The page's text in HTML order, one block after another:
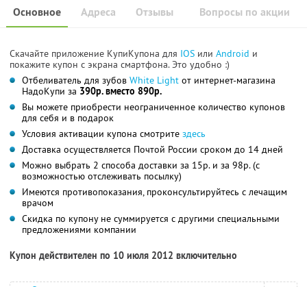
Основное Отзывы Вопросы по акции
Адреса
Скачайте приложение КупиКупона для IOS или Android и
покажите купон с экрана смартфона. Это удобно :)
Отбеливатель для зубов White Light от интернет-магазина
НадоКупи за 390р. вместо 890р.
Вы можете приобрести неограниченное количество купонов
для себя и в подарок
Условия активации купона смотрите здесь
Доставка осуществляется Почтой России сроком до 14 дней
Можно выбрать 2 способа доставки за 15р. и за 98р. (с
возможностью отслеживать посылку)
Имеются противопоказания, проконсультируйтесь с лечащим
врачом
Скидка по купону не суммируется с другими специальными
предложениями компании
Купон действителен по 10 июля 2012 включительно